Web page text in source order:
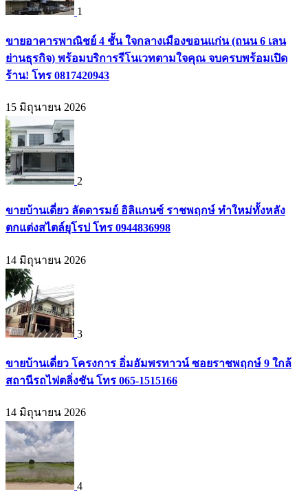
1
ขายอาคารพาณิชย์ 4 ชั้น ใจกลางเมืองขอนแก่น (ถนน 6 เลน
ย่านธุรกิจ) พร้อมบริการรีโนเวทตามใจคุณ จบครบพร้อมเปิด
ร้าน! โทร 0817420943
15 มิถุนายน 2026
2
ขายบ้านเดี่ยว ลัดดารมย์ อิลิแกนซ์ ราชพฤกษ์ ทำใหม่ทั้งหลัง
ตกแต่งสไตล์ยุโรป โทร 0944836998
14 มิถุนายน 2026
3
ขายบ้านเดี่ยว โครงการ อิ่มอัมพรทาวน์ ซอยราชพฤกษ์ 9 ใกล้
สถานีรถไฟตลิ่งชัน โทร 065-1515166
14 มิถุนายน 2026
4